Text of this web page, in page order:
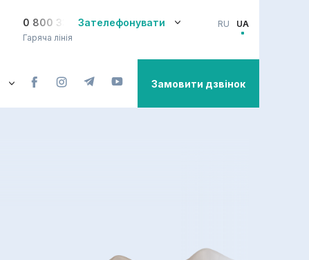
0 800 33-08-12Зателефонувати
Гаряча лінія
RU UA
Замовити дзвінок